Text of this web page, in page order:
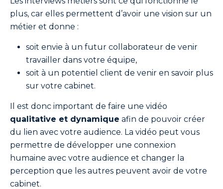
plus, car elles permettent d’avoir une vision sur un
métier et donne :
soit envie à un futur collaborateur de venir
travailler dans votre équipe,
soit à un potentiel client de venir en savoir plus
sur votre cabinet.
Il est donc important de faire une vidéo
qualitative et dynamique afin de pouvoir créer
du lien avec votre audience. La vidéo peut vous
permettre de développer une connexion
humaine avec votre audience et changer la
perception que les autres peuvent avoir de votre
cabinet.